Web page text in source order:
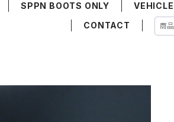
SPPN BOOTS ONLY VEHICLE
CONTACT